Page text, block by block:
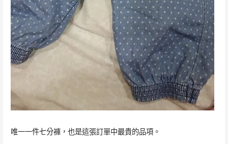
唯一一件七分褲，也是這張訂單中最貴的品項。